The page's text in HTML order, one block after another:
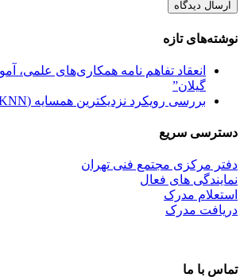
نوشته‌های تازه
انعقاد تفاهم نامه همکاری‌های علمی،
گیلان”
بررسی رویکرد نزدیکترین همسایه (KNN)
دسترسی سریع
دفتر مرکزی مجتمع فنی تهران
نمایندگی های فعال
استعلام مدرک
دریافت مدرک
تماس با ما